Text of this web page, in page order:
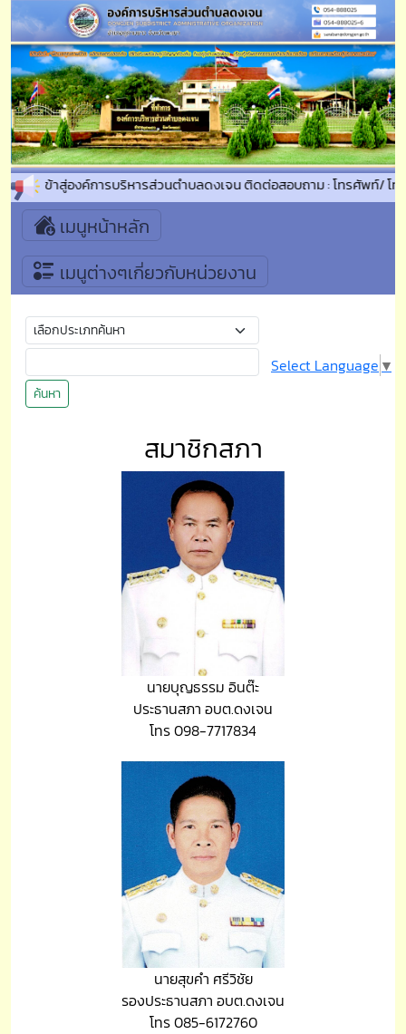
เข้าสู่องค์การบริหารส่วนตำบลดงเจน ติดต่อสอบถาม : โทรศัพท์/ โทรส
เมนูหน้าหลัก
เมนูต่างๆเกี่ยวกับหน่วยงาน
ค้นหา
Select Language ▼
สมาชิกสภา
นายบุญธรรม อินต๊ะ
ประธานสภา อบต.ดงเจน
โทร 098-7717834
นายสุขคำ ศรีวิชัย
รองประธานสภา อบต.ดงเจน
โทร 085-6172760